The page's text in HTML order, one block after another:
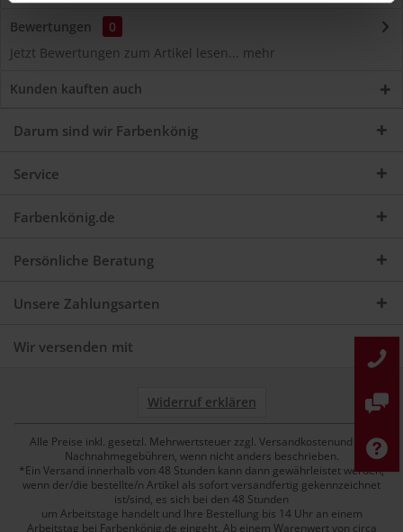
Bewertungen
0
Jetzt Bewertungen zum Artikel lesen... mehr
Kunden kauften auch
Darum sind wir Farbenkönig
Service
Farbenkönig.de
Persönliche Beratung
Unsere Zahlungsarten
Wir versenden mit
Widerruf erklären
Alle Preise inkl. gesetzl. Mehrwertsteuer zzgl. Versandkostenund ggf.
Nachnahmegebühren, wenn nicht anders beschrieben.
*Ein Versand innerhalb von 48 Stunden kann dann gewährleistet werden,
wenn der/die bestellte/n Artikel als sofort versandfertig gekennzeichnet
ist/sind, es sich bei den 48 Stunden
um Arbeitstage handelt und Ihre Bestellung bis 14 Uhr an einem
Arbeitstag bei Farbenkönig.de eingeht. Ab einem Warenwert von circa